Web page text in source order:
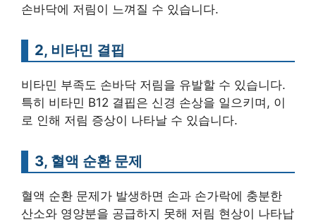
손바닥에 저림이 느껴질 수 있습니다.
2, 비타민 결핍
비타민 부족도 손바닥 저림을 유발할 수 있습니다.
특히 비타민 B12 결핍은 신경 손상을 일으키며, 이
로 인해 저림 증상이 나타날 수 있습니다.
3, 혈액 순환 문제
혈액 순환 문제가 발생하면 손과 손가락에 충분한
산소와 영양분을 공급하지 못해 저림 현상이 나타납